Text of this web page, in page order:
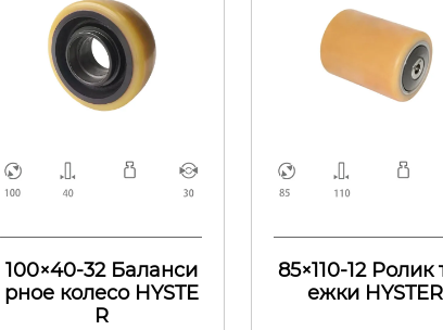
100×40-32 Баланси
рное колесо HYSTE
R
85×110-12 Ролик
ежки HYSTER